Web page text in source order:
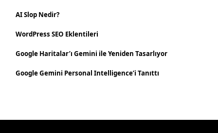
AI Slop Nedir?
WordPress SEO Eklentileri
Google Haritalar’ı Gemini ile Yeniden Tasarlıyor
Google Gemini Personal Intelligence’i Tanıttı